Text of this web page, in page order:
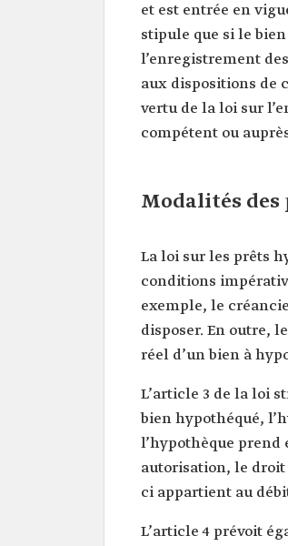
et est entrée en
stipule que si le
l’enregistrement
aux dispositions de
vertu de la loi sur
compétent ou
Modalités
La loi sur les prêts
conditions
exemple, le
disposer. En outre,
réel d’un bien à
L’article 3 de la loi
bien hypothéqué,
l’hypothèque prend
autorisation, le droit
ci appartient au
L’article 4 prévoit